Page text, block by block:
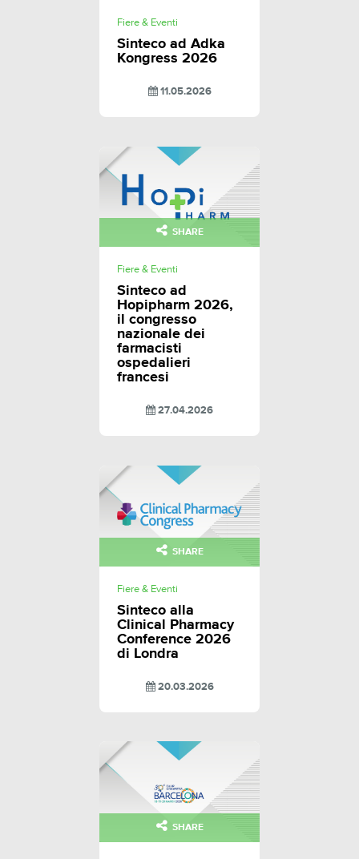
Fiere & Eventi
Sinteco ad Adka
Kongress 2026
11.05.2026
SHARE
Fiere & Eventi
Sinteco ad
Hopipharm 2026,
il congresso
nazionale dei
farmacisti
ospedalieri
francesi
27.04.2026
SHARE
Fiere & Eventi
Sinteco alla
Clinical Pharmacy
Conference 2026
di Londra
20.03.2026
SHARE